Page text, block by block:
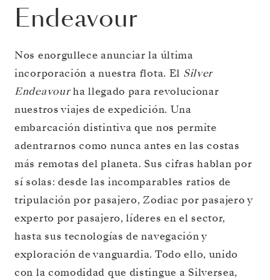
Endeavour
Nos enorgullece anunciar la última
incorporación a nuestra flota. El Silver
Endeavourha llegado para revolucionar
nuestros viajes de expedición. Una
embarcación distintiva que nos permite
adentrarnos como nunca antes en las costas
más remotas del planeta. Sus cifras hablan por
sí solas: desde las incomparables ratios de
tripulación por pasajero, Zodiac por pasajero y
experto por pasajero, líderes en el sector,
hasta sus tecnologías de navegación y
exploración de vanguardia. Todo ello, unido
con la comodidad que distingue a Silversea,